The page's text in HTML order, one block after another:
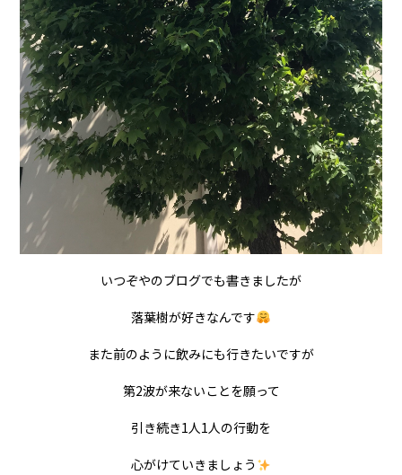
いつぞやのブログでも書きましたが
落葉樹が好きなんです
また前のように飲みにも行きたいですが
第2波が来ないことを願って
引き続き1人1人の行動を
心がけていきましょう